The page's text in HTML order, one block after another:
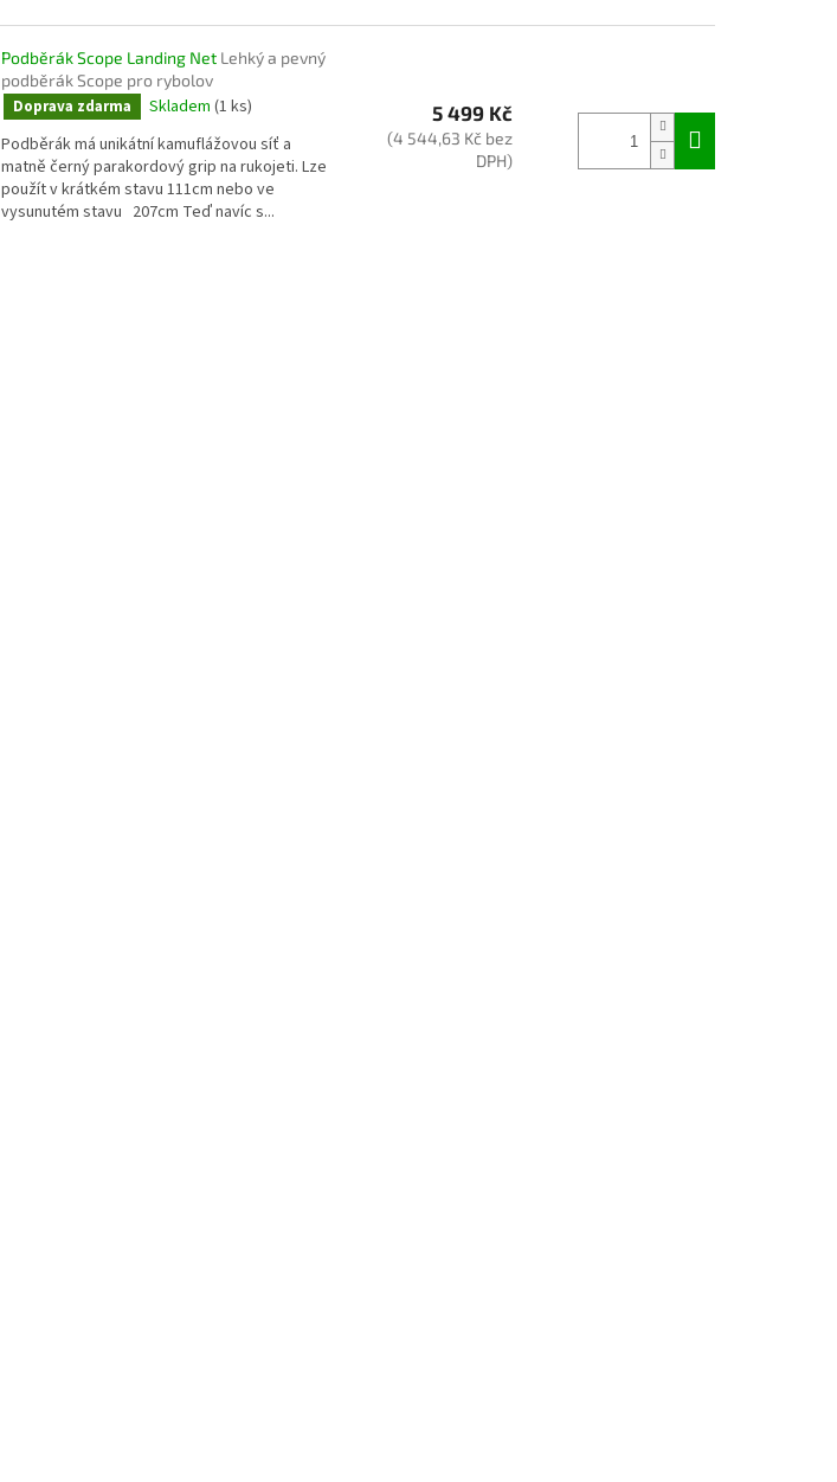
Podběrák Scope Landing Net Lehký a pevný
podběrák Scope pro rybolov
Doprava zdarma Skladem (1 ks)
Podběrák má unikátní kamuflážovou síť a
matně černý parakordový grip na rukojeti. Lze
použít v krátkém stavu 111cm nebo ve
vysunutém stavu 207cm Teď navíc s...
5 499 Kč
(4 544,63 Kč bez
DPH)